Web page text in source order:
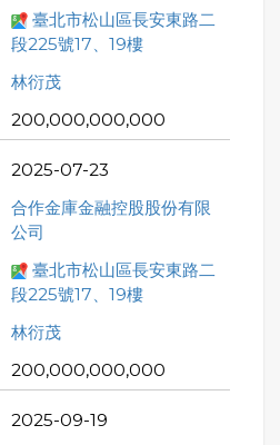
臺北市松山區長安東路二
段225號17、19樓
林衍茂
200,000,000,000
2025-07-23
合作金庫金融控股股份有限
公司
臺北市松山區長安東路二
段225號17、19樓
林衍茂
200,000,000,000
2025-09-19